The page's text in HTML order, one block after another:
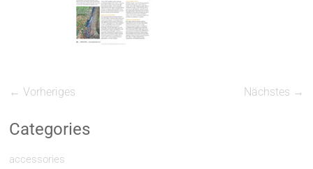
← Vorheriges Nächstes →
Categories
accessories